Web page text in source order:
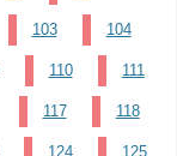
103 104
110 111
117 118
124 125